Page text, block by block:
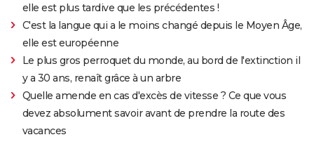
elle est plus tardive que les précédentes !
C'est la langue qui a le moins changé depuis le Moyen Âge,
elle est européenne
Le plus gros perroquet du monde, au bord de l'extinction il
y a 30 ans, renaît grâce à un arbre
Quelle amende en cas d'excès de vitesse ? Ce que vous
devez absolument savoir avant de prendre la route des
vacances